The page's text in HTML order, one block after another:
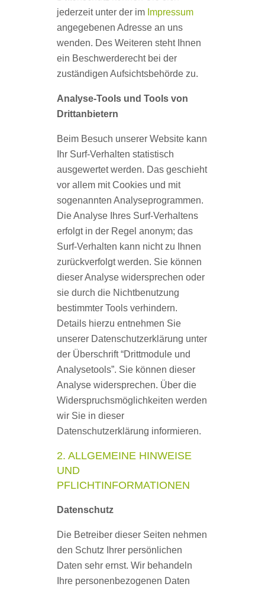
jederzeit unter der im Impressum
angegebenen Adresse an uns
wenden. Des Weiteren steht Ihnen
ein Beschwerderecht bei der
zuständigen Aufsichtsbehörde zu.
Analyse-Tools und Tools von
Drittanbietern
Beim Besuch unserer Website kann
Ihr Surf-Verhalten statistisch
ausgewertet werden. Das geschieht
vor allem mit Cookies und mit
sogenannten Analyseprogrammen.
Die Analyse Ihres Surf-Verhaltens
erfolgt in der Regel anonym; das
Surf-Verhalten kann nicht zu Ihnen
zurückverfolgt werden. Sie können
dieser Analyse widersprechen oder
sie durch die Nichtbenutzung
bestimmter Tools verhindern.
Details hierzu entnehmen Sie
unserer Datenschutzerklärung unter
der Überschrift “Drittmodule und
Analysetools”. Sie können dieser
Analyse widersprechen. Über die
Widerspruchsmöglichkeiten werden
wir Sie in dieser
Datenschutzerklärung informieren.
2. ALLGEMEINE HINWEISE
UND
PFLICHTINFORMATIONEN
Datenschutz
Die Betreiber dieser Seiten nehmen
den Schutz Ihrer persönlichen
Daten sehr ernst. Wir behandeln
Ihre personenbezogenen Daten